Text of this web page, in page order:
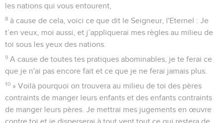
les nations qui vous entourent,
8 à cause de cela, voici ce que dit le Seigneur, l'Eternel : Je
t’en veux, moi aussi, et j’appliquerai mes règles au milieu de
toi sous les yeux des nations.
9 A cause de toutes tes pratiques abominables, je te ferai ce
que je n'ai pas encore fait et ce que je ne ferai jamais plus.
10 » Voilà pourquoi on trouvera au milieu de toi des pères
contraints de manger leurs enfants et des enfants contraints
de manger leurs pères. Je mettrai mes jugements en œuvre
contre toi et je disperserai à tout vent tout ce qui restera de